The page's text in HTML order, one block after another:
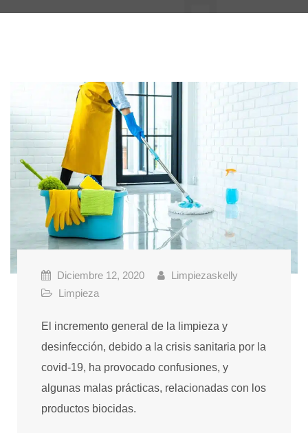
Diciembre 12, 2020
Limpiezaskelly
Limpieza
El incremento general de la limpieza y
desinfección, debido a la crisis sanitaria por la
covid-19, ha provocado confusiones, y
algunas malas prácticas, relacionadas con los
productos biocidas.